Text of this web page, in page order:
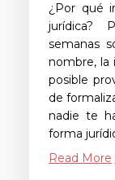
¿Por qué
jurídica?
semanas
nombre, la
posible
de
nadie te
forma
Read More